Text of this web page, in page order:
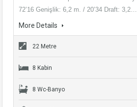
72’16 Genişlik: 6,2 m. / 20’34 Draft: 3,2…
More Details
22 Metre
8 Kabin
8 Wc-Banyo